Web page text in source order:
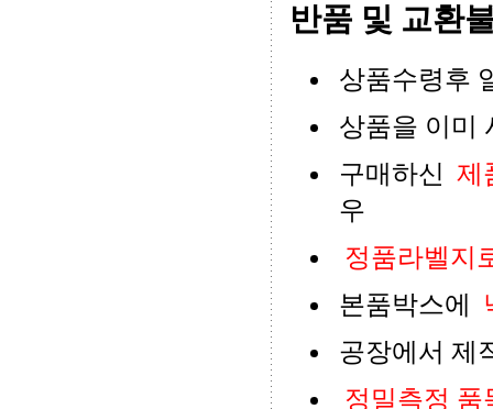
반품 및 교환
상품수령후
상품을 이미
구매하신 제
우
정품라벨지
본품박스에
공장에서 제
정밀측정 품